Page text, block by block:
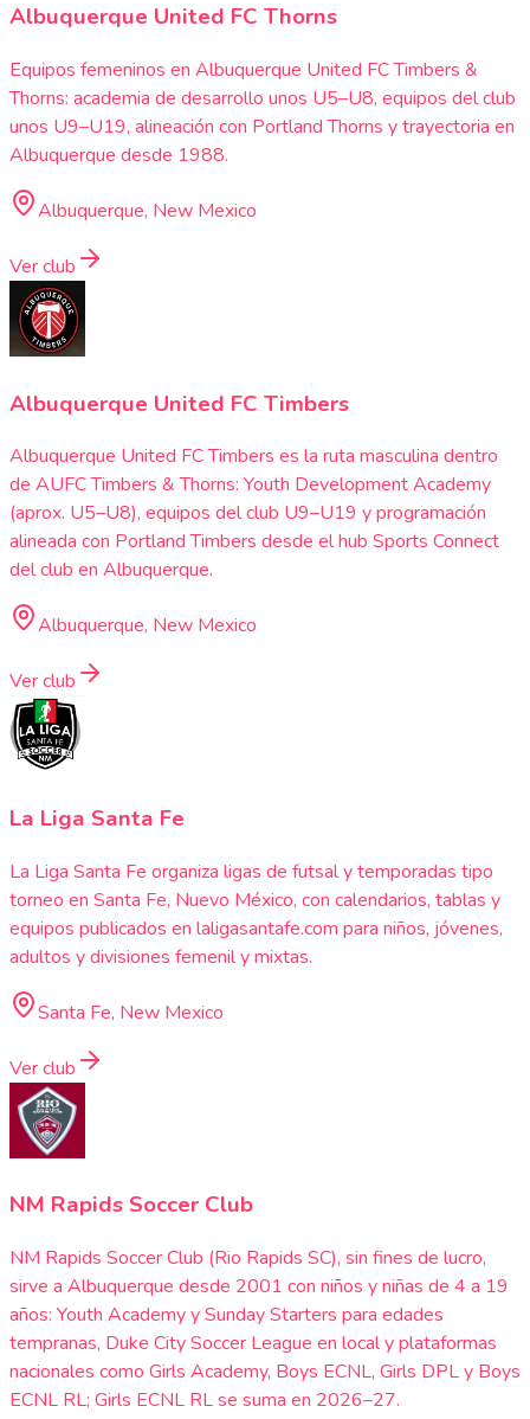
Albuquerque United FC Thorns
Equipos femeninos en Albuquerque United FC Timbers &
Thorns: academia de desarrollo unos U5–U8, equipos del club
unos U9–U19, alineación con Portland Thorns y trayectoria en
Albuquerque desde 1988.
Albuquerque, New Mexico
Ver club
Albuquerque United FC Timbers
Albuquerque United FC Timbers es la ruta masculina dentro
de AUFC Timbers & Thorns: Youth Development Academy
(aprox. U5–U8), equipos del club U9–U19 y programación
alineada con Portland Timbers desde el hub Sports Connect
del club en Albuquerque.
Albuquerque, New Mexico
Ver club
La Liga Santa Fe
La Liga Santa Fe organiza ligas de futsal y temporadas tipo
torneo en Santa Fe, Nuevo México, con calendarios, tablas y
equipos publicados en laligasantafe.com para niños, jóvenes,
adultos y divisiones femenil y mixtas.
Santa Fe, New Mexico
Ver club
NM Rapids Soccer Club
NM Rapids Soccer Club (Rio Rapids SC), sin fines de lucro,
sirve a Albuquerque desde 2001 con niños y niñas de 4 a 19
años: Youth Academy y Sunday Starters para edades
tempranas, Duke City Soccer League en local y plataformas
nacionales como Girls Academy, Boys ECNL, Girls DPL y Boys
ECNL RL; Girls ECNL RL se suma en 2026–27.